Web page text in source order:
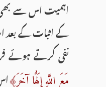
اہمیت اس سے
کے اثبات کے بعد
نفی کرتے ہوئے
مَعَ اللَّهِ إِلَٰهًا آخَرَ﴾